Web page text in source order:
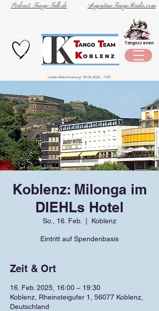
ArgentineTangoRadio.com
Podcast: Tango-Talk.de
Szene
Tangoszenen
Letzte Aktualisierung: 18.06.2026 - 7:00
Koblenz: Milonga im
DIEHLs Hotel
So., 16. Feb. Koblenz
Eintritt auf Spendenbasis
Zeit & Ort
16. Feb. 2025, 16:00 – 19:30
Koblenz, Rheinsteigufer 1, 56077 Koblenz,
Deutschland